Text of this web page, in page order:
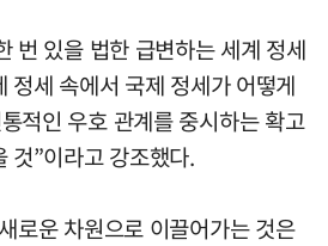
번 있을 법한 급변하는 세계 정세
정세 속에서 국제 정세가 어떻게
적인 우호 관계를 중시하는 확고
것”이라고 강조했다.
로운 차원으로 이끌어가는 것은